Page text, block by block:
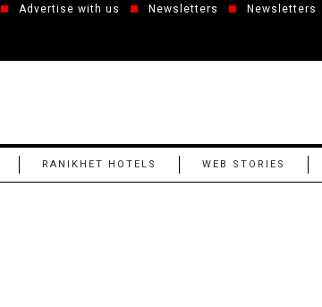
Advertise with us Newsletters Newsletters
RANIKHET HOTELS WEB STORIES